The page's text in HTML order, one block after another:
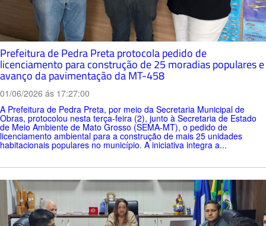
Prefeitura de Pedra Preta protocola pedido de
licenciamento para construção de 25 moradias populares e
avanço da pavimentação da MT-458
01/06/2026 ás 17:27:00
A Prefeitura de Pedra Preta, por meio da Secretaria Municipal de
Obras, protocolou nesta terça-feira (2), junto à Secretaria de Estado
de Meio Ambiente de Mato Grosso (SEMA-MT), o pedido de
licenciamento ambiental para a construção de mais 25 unidades
habitacionais populares no município. A iniciativa integra a...